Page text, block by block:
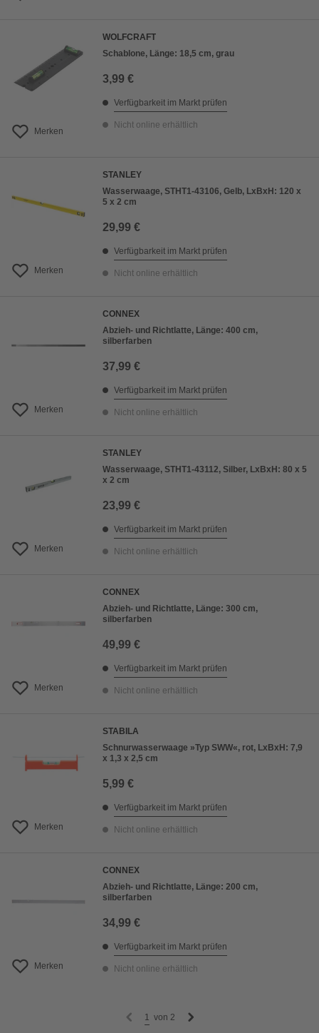
Merken
WOLFCRAFT
Schablone, Länge: 18,5 cm, grau
3,99 €
Verfügbarkeit im Markt prüfen
Nicht online erhältlich
Merken
STANLEY
Wasserwaage, STHT1-43106, Gelb, LxBxH: 120 x
5 x 2 cm
29,99 €
Verfügbarkeit im Markt prüfen
Nicht online erhältlich
Merken
CONNEX
Abzieh- und Richtlatte, Länge: 400 cm,
silberfarben
37,99 €
Verfügbarkeit im Markt prüfen
Nicht online erhältlich
Merken
STANLEY
Wasserwaage, STHT1-43112, Silber, LxBxH: 80 x 5
x 2 cm
23,99 €
Verfügbarkeit im Markt prüfen
Nicht online erhältlich
Merken
CONNEX
Abzieh- und Richtlatte, Länge: 300 cm,
silberfarben
49,99 €
Verfügbarkeit im Markt prüfen
Nicht online erhältlich
Merken
STABILA
Schnurwasserwaage »Typ SWW«, rot, LxBxH: 7,9
x 1,3 x 2,5 cm
5,99 €
Verfügbarkeit im Markt prüfen
Nicht online erhältlich
Merken
CONNEX
Abzieh- und Richtlatte, Länge: 200 cm,
silberfarben
34,99 €
Verfügbarkeit im Markt prüfen
Nicht online erhältlich
1 von 2